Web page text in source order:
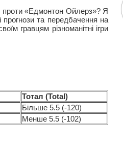
проти «Едмонтон Ойлерз»? Я
прогнози та передбачення на
гравцям різноманітні ігри
Тотал (Total)
Більше 5.5 (-120)
Менше 5.5 (-102)